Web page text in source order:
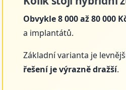
Obvykle 8 000 až 80 000
a implantátů.
Základní varianta je
řešení je výrazně dražší.